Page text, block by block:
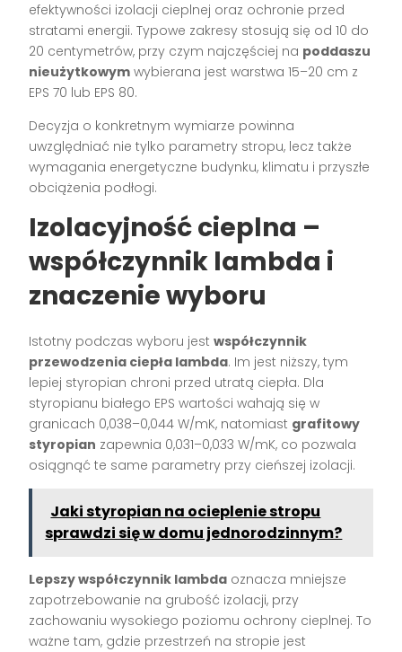
efektywności izolacji cieplnej oraz ochronie przed
stratami energii. Typowe zakresy stosują się od 10 do
20 centymetrów, przy czym najczęściej na poddaszu
nieużytkowym wybierana jest warstwa 15–20 cm z
EPS 70 lub EPS 80.
Decyzja o konkretnym wymiarze powinna
uwzględniać nie tylko parametry stropu, lecz także
wymagania energetyczne budynku, klimatu i przyszłe
obciążenia podłogi.
Izolacyjność cieplna –
współczynnik lambda i
znaczenie wyboru
Istotny podczas wyboru jestwspółczynnik
przewodzenia ciepła lambda. Im jest niższy, tym
lepiej styropian chroni przed utratą ciepła. Dla
styropianu białego EPS wartości wahają się w
granicach 0,038–0,044 W/mK, natomiast grafitowy
styropian zapewnia 0,031–0,033 W/mK, co pozwala
osiągnąć te same parametry przy cieńszej izolacji.
Jaki styropian na ocieplenie stropu
sprawdzi się w domu jednorodzinnym?
Lepszy współczynnik lambda oznacza mniejsze
zapotrzebowanie na grubość izolacji, przy
zachowaniu wysokiego poziomu ochrony cieplnej. To
ważne tam, gdzie przestrzeń na stropie jest